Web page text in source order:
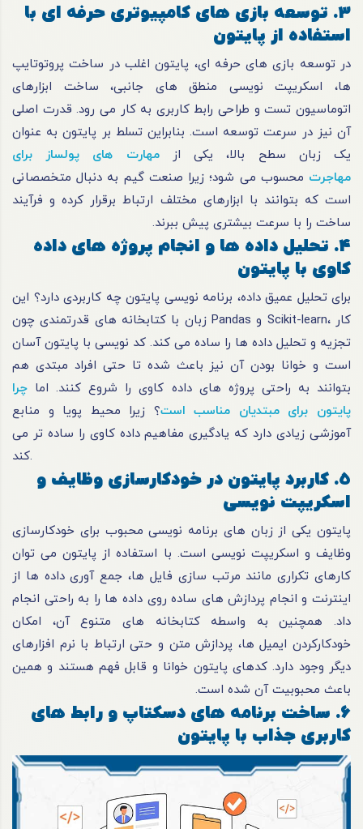
3. توسعه بازی های کامپیوتری حرفه ای با
استفاده از پایتون
در توسعه بازی های حرفه ای، پایتون اغلب در ساخت پروتوتایپ
ها، اسکریپت نویسی منطق های جانبی، ساخت ابزارهای
اتوماسیون تست و طراحی رابط کاربری به کار می رود. قدرت اصلی
آن نیز در سرعت توسعه است. بنابراین تسلط بر پایتون به عنوان
یک زبان سطح بالا، یکی ازمهارت های پولساز برای
مهاجرت محسوب می شود؛ زیرا صنعت گیم به دنبال متخصصانی
است که بتوانند با ابزارهای مختلف ارتباط برقرار کرده و فرآیند
ساخت را با سرعت بیشتری پیش ببرند.
4. تحلیل داده ها و انجام پروژه های داده
کاوی با پایتون
برای تحلیل عمیق داده، برنامه نویسی پایتون چه کاربردی دارد؟ این
زبان با کتابخانه های قدرتمندی چون Pandas و Scikit-learn، کار
تجزیه و تحلیل داده ها را ساده می کند. کد نویسی با پایتون آسان
است و خوانا بودن آن نیز باعث شده تا حتی افراد مبتدی هم
بتوانند به راحتی پروژه های داده کاوی را شروع کنند. اما چرا
پایتون برای مبتدیان مناسب است؟ زیرا محیط پویا و منابع
آموزشی زیادی دارد که یادگیری مفاهیم داده کاوی را ساده تر می
کند.
5. کاربرد پایتون در خودکارسازی وظایف و
اسکریپت نویسی
پایتون یکی از زبان های برنامه نویسی محبوب برای خودکارسازی
وظایف و اسکریپت نویسی است. با استفاده از پایتون می توان
کارهای تکراری مانند مرتب سازی فایل ها، جمع آوری داده ها از
اینترنت و انجام پردازش های ساده روی داده ها را به راحتی انجام
داد. همچنین به واسطه کتابخانه های متنوع آن، امکان
خودکارکردن ایمیل ها، پردازش متن و حتی ارتباط با نرم افزارهای
دیگر وجود دارد. کدهای پایتون خوانا و قابل فهم هستند و همین
باعث محبوبیت آن شده است.
6. ساخت برنامه های دسکتاپ و رابط های
کاربری جذاب با پایتون